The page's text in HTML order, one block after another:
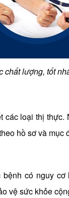
chất lượng, tốt
loại thị
hồ sơ và mục
có nguy
vệ sức khỏe